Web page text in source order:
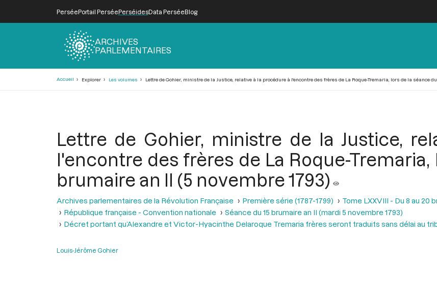
PerséePortail PerséePerséidesData PerséeBlog
ARCHIVES
PARLEMENTAIRES
Accueil Explorer Les volumes Lettre de Gohier, ministre de la Justice, relative à la procédure à l'encontre des frères de La Roque-Tremaria, lors de la séance
Lettre de Gohier, ministre de la Justice,
l'encontre des frères de La Roque-Tremaria,
brumaire an II (5 novembre 1793)
Archives parlementaires de la Révolution Française Première série (1787-1799)
Tome LXXVIII - Du 8 au 20
République française - Convention nationale
Séance du 15 brumaire an II (mardi 5 novembre 1793)
Décret portant qu’Alexandre et Victor-Hyacinthe Delaroque Tremaria frères seront traduits sans délai au
Louis-Jérôme Gohier